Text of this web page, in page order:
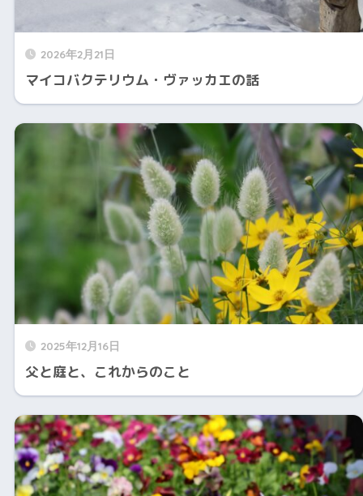
2026年2月21日
マイコバクテリウム・ヴァッカエの話
2025年12月16日
父と庭と、これからのこと